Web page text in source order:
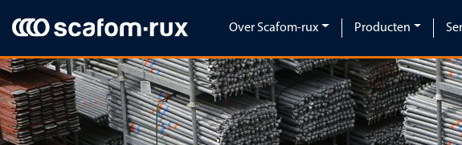
Navigatie overslaan
Over Scafom-rux Producten